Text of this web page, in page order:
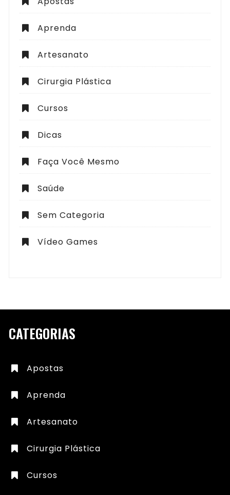
Aprenda
Artesanato
Cirurgia Plástica
Cursos
Dicas
Faça Você Mesmo
Saúde
Sem Categoria
Vídeo Games
CATEGORIAS
Apostas
Aprenda
Artesanato
Cirurgia Plástica
Cursos